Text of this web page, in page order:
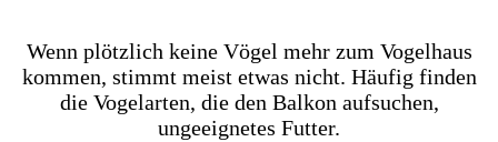
Wenn plötzlich keine Vögel mehr zum Vogelhaus
kommen, stimmt meist etwas nicht. Häufig finden
die Vogelarten, die den Balkon aufsuchen,
ungeeignetes Futter.